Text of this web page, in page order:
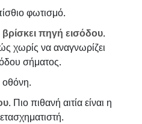
φωτισμό.
πηγή εισόδου.
χωρίς να αναγνωρίζει
σήματος.
οθόνη.
. Πιο πιθανή αιτία είναι η